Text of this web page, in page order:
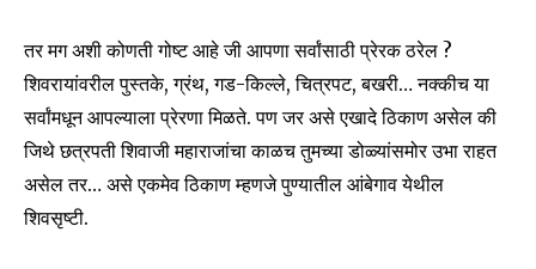
तर मग अशी कोणती गोष्ट आहे जी आपणा सर्वांसाठी प्रेरक ठरेल ?
शिवरायांवरील पुस्तके, ग्रंथ, गड-किल्ले, चित्रपट, बखरी… नक्कीच या
सर्वांमधून आपल्याला प्रेरणा मिळते. पण जर असे एखादे ठिकाण असेल की
जिथे छत्रपती शिवाजी महाराजांचा काळच तुमच्या डोळ्यांसमोर उभा राहत
असेल तर… असे एकमेव ठिकाण म्हणजे पुण्यातील आंबेगाव येथील
शिवसृष्टी.